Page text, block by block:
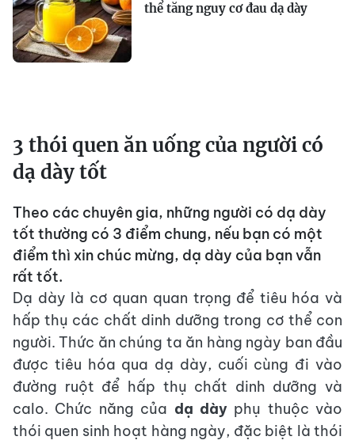
thể tăng nguy cơ đau dạ dày
3 thói quen ăn uống của người có
dạ dày tốt
Theo các chuyên gia, những người có dạ dày
tốt thường có 3 điểm chung, nếu bạn có một
điểm thì xin chúc mừng, dạ dày của bạn vẫn
rất tốt.
Dạ dày là cơ quan quan trọng để tiêu hóa và
hấp thụ các chất dinh dưỡng trong cơ thể con
người. Thức ăn chúng ta ăn hàng ngày ban đầu
được tiêu hóa qua dạ dày, cuối cùng đi vào
đường ruột để hấp thụ chất dinh dưỡng và
calo. Chức năng của dạ dàyphụ thuộc vào
thói quen sinh hoạt hàng ngày, đặc biệt là thói